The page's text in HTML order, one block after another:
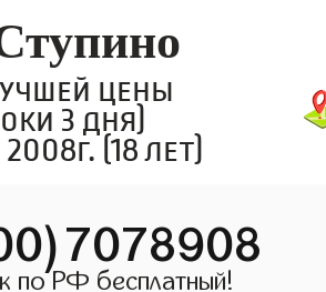
цены
3 дня)
(18 лет)
по РФ бесплатный!